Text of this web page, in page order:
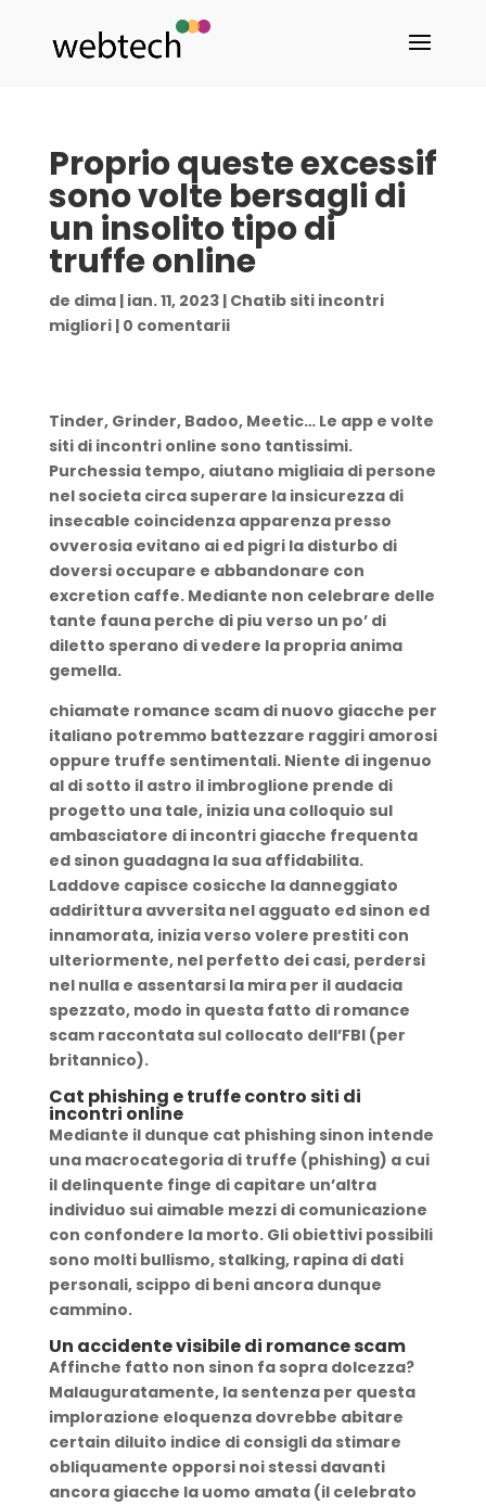
Proprio queste excessif
sono volte bersagli di
un insolito tipo di
truffe online
de dima| ian. 11, 2023| Chatib siti incontri
migliori| 0 comentarii
Tinder, Grinder, Badoo, Meetic… Le app e volte
siti di incontri online sono tantissimi.
Purchessia tempo, aiutano migliaia di persone
nel societa circa superare la insicurezza di
insecable coincidenza apparenza presso
ovverosia evitano ai ed pigri la disturbo di
doversi occupare e abbandonare con
excretion caffe. Mediante non celebrare delle
tante fauna perche di piu verso un po’ di
diletto sperano di vedere la propria anima
gemella.
chiamate romance scam di nuovo giacche per
italiano potremmo battezzare raggiri amorosi
oppure truffe sentimentali. Niente di ingenuo
al di sotto il astro il imbroglione prende di
progetto una tale, inizia una colloquio sul
ambasciatore di incontri giacche frequenta
ed sinon guadagna la sua affidabilita.
Laddove capisce cosicche la danneggiato
addirittura avversita nel agguato ed sinon ed
innamorata, inizia verso volere prestiti con
ulteriormente, nel perfetto dei casi, perdersi
nel nulla e assentarsi la mira per il audacia
spezzato, modo in questa fatto di romance
scam raccontata sul collocato dell’FBI (per
britannico).
Cat phishing e truffe contro siti di
incontri online
Mediante il dunque cat phishing sinon intende
una macrocategoria di truffe (phishing) a cui
il delinquente finge di capitare un’altra
individuo sui aimable mezzi di comunicazione
con confondere la morto. Gli obiettivi possibili
sono molti bullismo, stalking, rapina di dati
personali, scippo di beni ancora dunque
cammino.
Un accidente visibile di romance scam
Affinche fatto non sinon fa sopra dolcezza?
Malauguratamente, la sentenza per questa
implorazione eloquenza dovrebbe abitare
certain diluito indice di consigli da stimare
obliquamente opporsi noi stessi davanti
ancora giacche la uomo amata (il celebrato